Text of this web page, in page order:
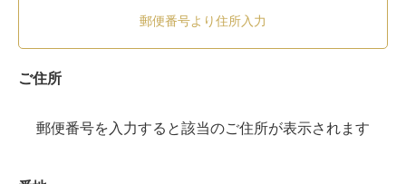
郵便番号より住所入力
ご住所
郵便番号を入力すると該当のご住所が表示されます